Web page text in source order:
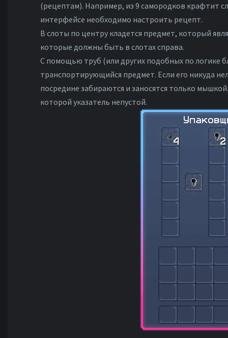
(рецептам). Например, из 9 самородков крафтит
интерфейсе необходимо настроить рецепт.
В слоты по центру кладется предмет, который
которые должны быть в слотах справа.
С помощью труб (или других подобных по логике
транспортирующийся предмет. Если его никуда
посредине забираются и заносятся только
которой указатель непустой.